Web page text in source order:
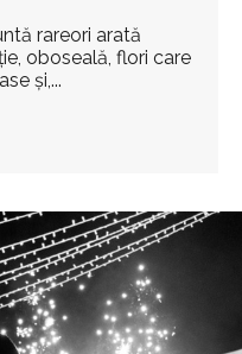
rareori arată
oboseală, flori care
și,...